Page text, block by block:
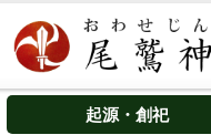
起源・創祀